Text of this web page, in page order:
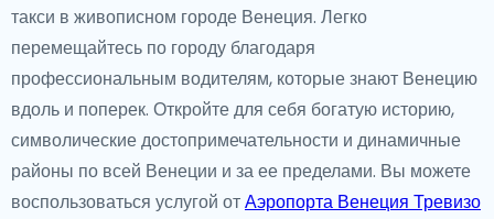
такси в живописном городе Венеция. Легко
перемещайтесь по городу благодаря
профессиональным водителям, которые знают Венецию
вдоль и поперек. Откройте для себя богатую историю,
символические достопримечательности и динамичные
районы по всей Венеции и за ее пределами. Вы можете
воспользоваться услугой отАэропорта Венеция Тревизо